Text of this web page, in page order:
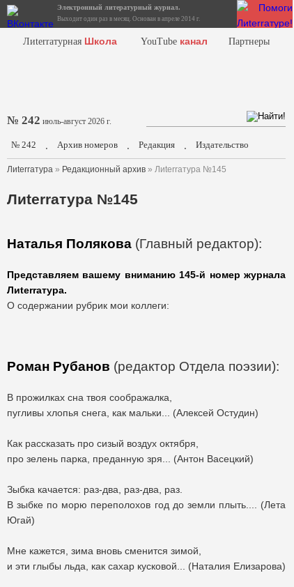
Электронный литературный журнал.
Выходит один раз в месяц. Основан в апреле 2014 г.
Лиterraтурная Школа YouTube канал Партнеры
№ 242 июль-август 2026 г.
№ 242 . Архив номеров . Редакция . Издательство
Лиterraтура » Редакционный архив » Лиterraтура №145
Лиterraтура №145
Наталья Полякова (Главный редактор):
Представляем вашему вниманию 145-й номер журнала
Лиterraтура.
О содержании рубрик мои коллеги:
Роман Рубанов (редактор Отдела поэзии):
В прожилках сна твоя соображалка,
пугливы хлопья снега, как мальки... (Алексей Остудин)
Как рассказать про сизый воздух октября,
про зелень парка, преданную зря... (Антон Васецкий)
Зыбка качается: раз-два, раз-два, раз.
В зыбке по морю переполохов год до земли плыть.... (Лета
Югай)
Мне кажется, зима вновь сменится зимой,
и эти глыбы льда, как сахар кусковой... (Наталия Елизарова)